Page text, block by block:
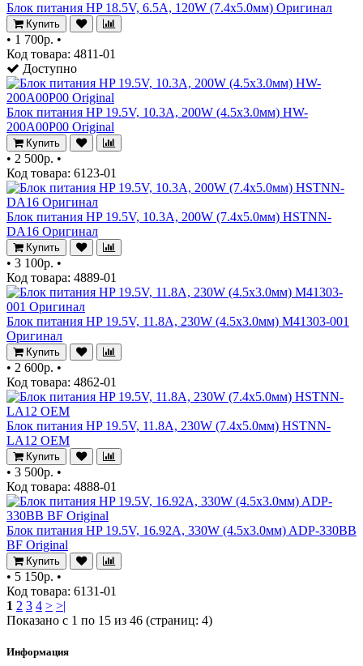
Блок питания HP 18.5V, 6.5A, 120W (7.4x5.0мм) Оригинал
Купить
• 1 700р. •
Код товара: 4811-01
Доступно
Блок питания HP 19.5V, 10.3A, 200W (4.5x3.0мм) HW-
200A00P00 Original
Купить
• 2 500р. •
Код товара: 6123-01
Блок питания HP 19.5V, 10.3A, 200W (7.4x5.0мм) HSTNN-
DA16 Оригинал
Купить
• 3 100р. •
Код товара: 4889-01
Блок питания HP 19.5V, 11.8A, 230W (4.5x3.0мм) M41303-001
Оригинал
Купить
• 2 600р. •
Код товара: 4862-01
Блок питания HP 19.5V, 11.8A, 230W (7.4x5.0мм) HSTNN-
LA12 OEM
Купить
• 3 500р. •
Код товара: 4888-01
Блок питания HP 19.5V, 16.92A, 330W (4.5x3.0мм) ADP-330BB
BF Original
Купить
• 5 150р. •
Код товара: 6131-01
1 2 3 4 > >|
Показано с 1 по 15 из 46 (страниц: 4)
Информация